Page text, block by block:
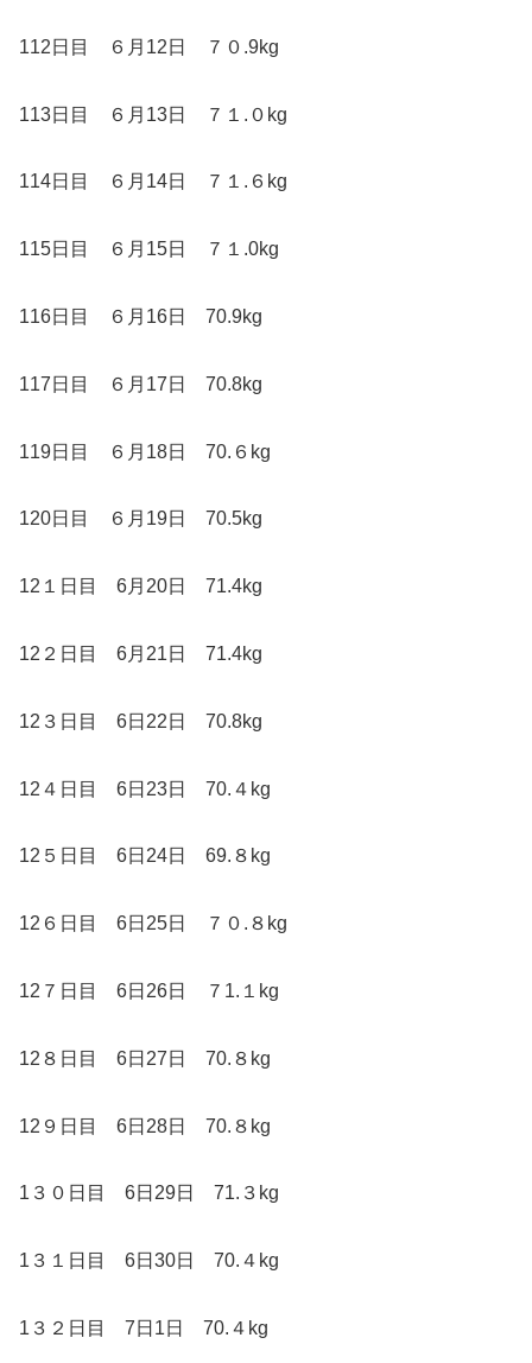
112日目 ６月12日 ７０.9kg
113日目 ６月13日 ７１.０kg
114日目 ６月14日 ７１.６kg
115日目 ６月15日 ７１.0kg
116日目 ６月16日 70.9kg
117日目 ６月17日 70.8kg
119日目 ６月18日 70.６kg
120日目 ６月19日 70.5kg
12１日目 6月20日 71.4kg
12２日目 6月21日 71.4kg
12３日目 6日22日 70.8kg
12４日目 6日23日 70.４kg
12５日目 6日24日 69.８kg
12６日目 6日25日 ７０.８kg
12７日目 6日26日 ７1.１kg
12８日目 6日27日 70.８kg
12９日目 6日28日 70.８kg
1３０日目 6日29日 71.３kg
1３１日目 6日30日 70.４kg
1３２日目 7日1日 70.４kg